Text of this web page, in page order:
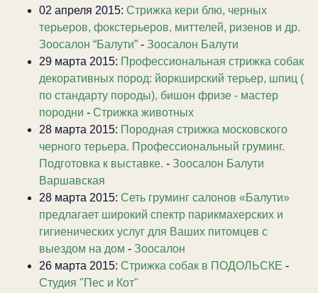
02 апреля 2015: Стрижка кери блю, черных
терьеров, фокстерьеров, миттелей, ризенов и др.
Зоосалон “Балути” - Зоосалон Балути
29 марта 2015: Профессиональная стрижка собак
декоративных пород: йоркширский терьер, шпиц (
по стандарту породы), бишон фризе - мастер
породни - Стрижка животных
28 марта 2015: Породная стрижка московского
черного терьера. Профессиональный груминг.
Подготовка к выставке. - Зоосалон Балути
Варшавская
28 марта 2015: Сеть груминг салонов «Балути»
предлагает широкий спектр парикмахерских и
гигиенических услуг для Ваших питомцев с
выездом на дом - Зоосалон
26 марта 2015: Стрижка собак в ПОДОЛЬСКЕ -
Студия "Пес и Кот"